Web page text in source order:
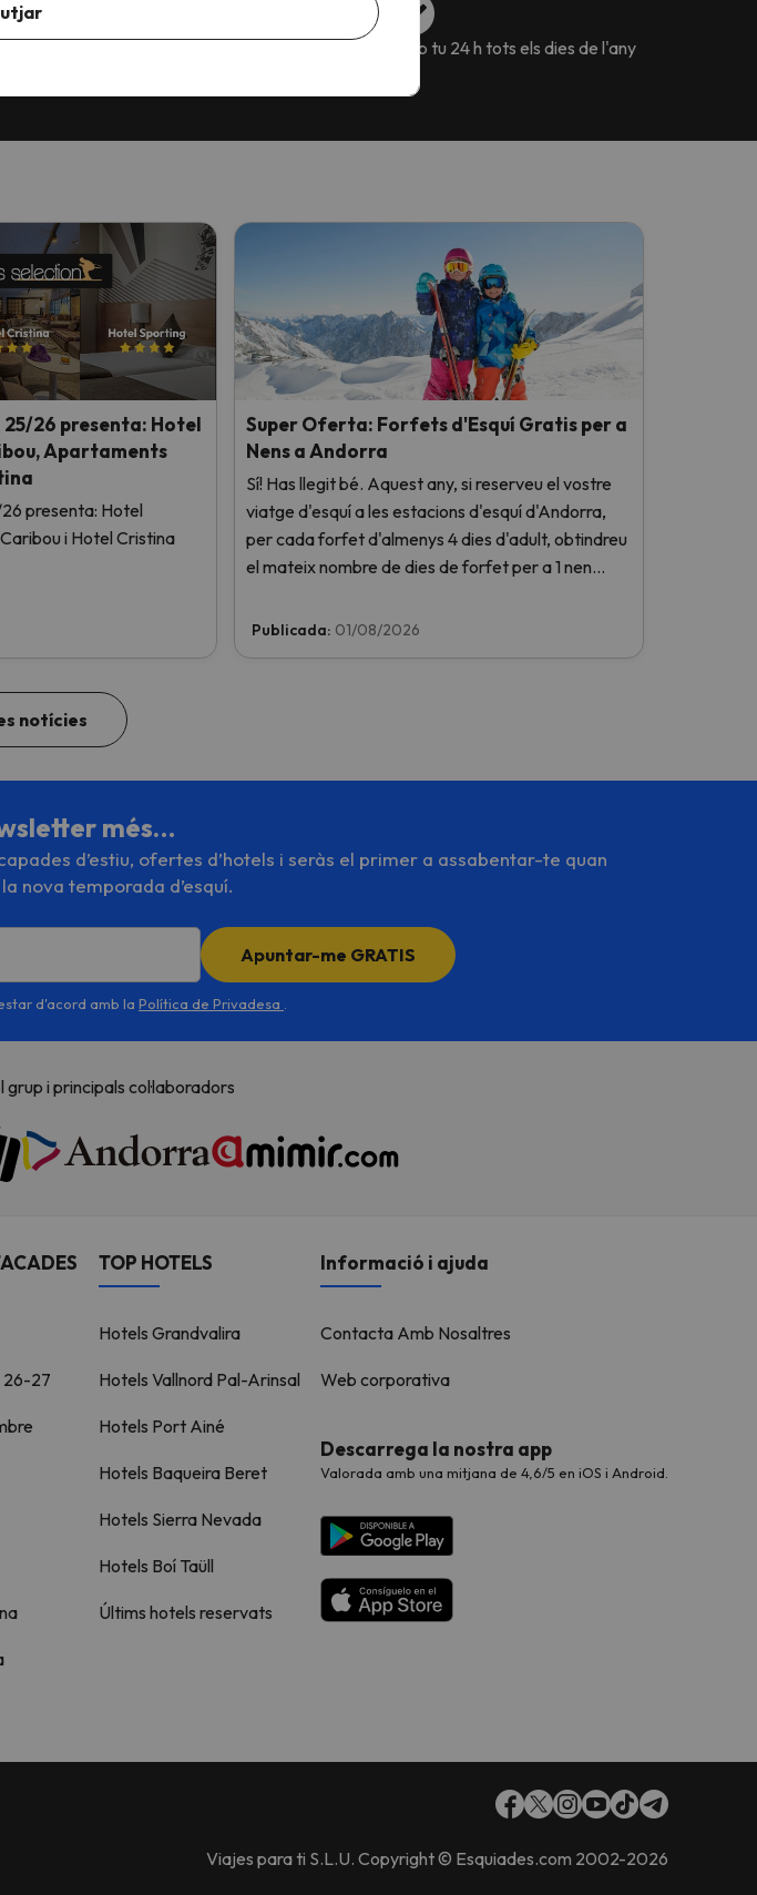
per esquiar a
Opcions de reserva flexibles pels
Amb tu 24 h tots els dies de l'any
25/26 presenta: Hotel
Apartaments
presenta: Hotel
i Hotel Cristina
Super Oferta: Forfets d'Esquí Gratis per a
Nens a Andorra
Sí! Has llegit bé. Aquest any, si reserveu el vostre
viatge d'esquí a les estacions d'esquí d'Andorra,
per cada forfet d'almenys 4 dies d'adult, obtindreu
el mateix nombre de dies de forfet per a 1 nen
Publicada: 01/08/2026
notícies
més…
d’estiu, ofertes d’hotels i seràs el primer a assabentar-te quan
nova temporada d’esquí.
Apuntar-me GRATIS
d'acord amb la Política de Privadesa
i principals col·laboradors
26-27
TOP HOTELS
Hotels Grandvalira
Hotels Vallnord Pal-Arinsal
Hotels Port Ainé
Hotels Baqueira Beret
Hotels Sierra Nevada
Hotels Boí Taüll
Últims hotels reservats
Informació i ajuda
Contacta Amb Nosaltres
Web corporativa
Descarrega la nostra app
Valorada amb una mitjana de 4,6/5 en iOS i Android.
Viajes para ti S.L.U. Copyright © Esquiades.com 2002-2026